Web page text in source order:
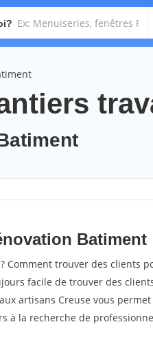
Batiment
Comment trouver des clients
facile de trouver des
artisans Creuse vous
à la recherche de